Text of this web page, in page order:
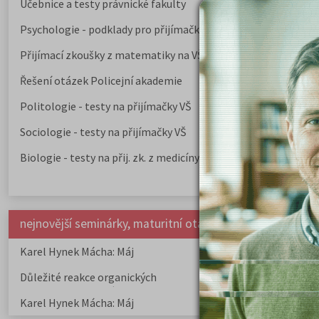
Učebnice a testy právnické fakulty
Psychologie - podklady pro přijímačky
Přijímací zkoušky z matematiky na VŠE Praha
Řešení otázek Policejní akademie
Politologie - testy na přijímačky VŠ
Sociologie - testy na přijímačky VŠ
Biologie - testy na přij. zk. z medicíny
nejnovější seminárky, maturitní otázky a čtenářsky deník
Karel Hynek Mácha: Máj
Karel Havlíček
elegie
Důležité reakce organických
sloučenin a jejich význam
Zákonitosti v
Karel Hynek Mácha: Máj
Karel Havlíček